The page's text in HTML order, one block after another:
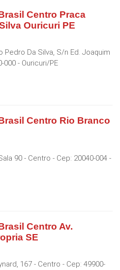
Centro Praca
Ouricuri PE
Pedro Da Silva, S/n Ed. Joaquim
000 - Ouricuri/PE
Centro Rio Branco
90 - Centro - Cep: 20040-004 -
Centro Av.
SE
167 - Centro - Cep: 49900-